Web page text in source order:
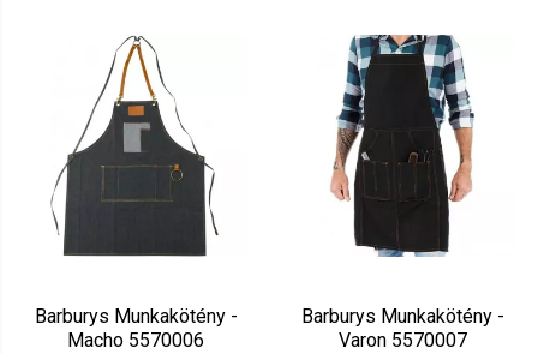
Barburys Munkakötény -
Macho 5570006
Barburys Munkakötény -
Varon 5570007